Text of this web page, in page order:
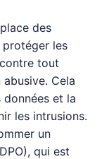
des
protéger les
tout
Cela
et la
les intrusions.
un
qui est